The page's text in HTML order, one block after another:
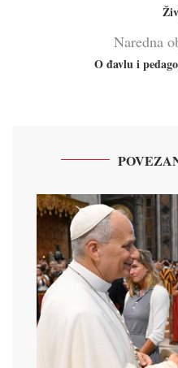
Naredna
O đavlu i